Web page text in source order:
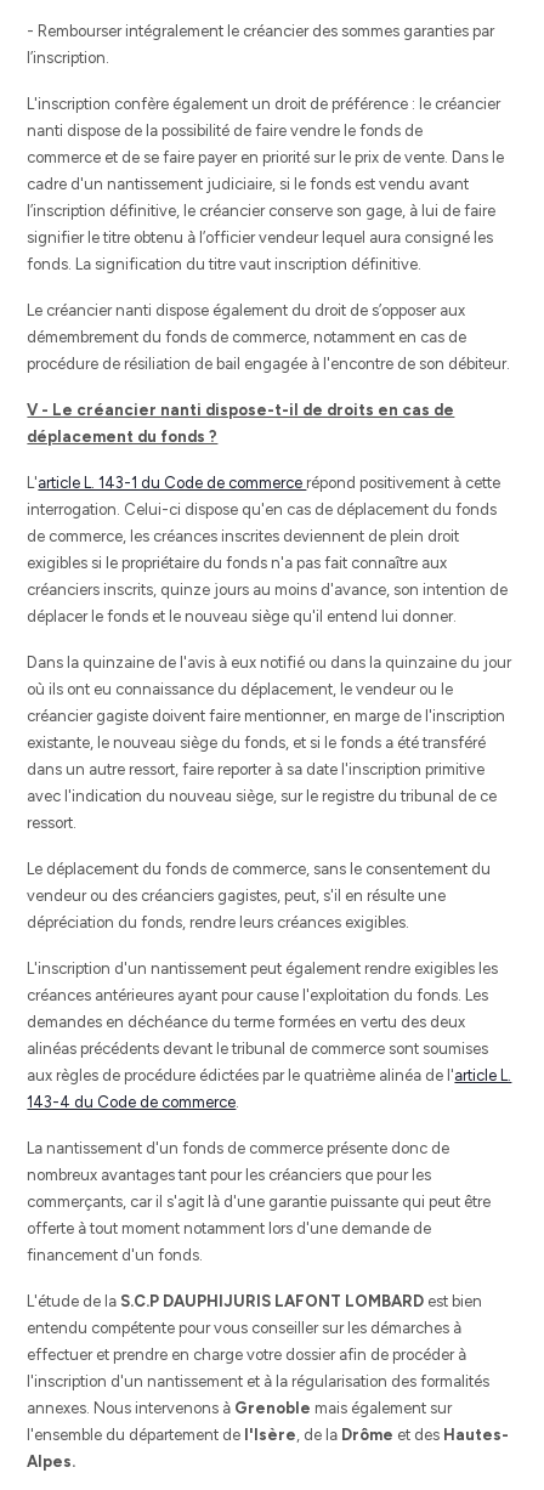
- Rembourser intégralement le créancier des sommes garanties par
l’inscription.
L'inscription confère également un droit de préférence : le créancier
nanti dispose de la possibilité de faire vendre le fonds de
commerce et de se faire payer en priorité sur le prix de vente. Dans le
cadre d'un nantissement judiciaire, si le fonds est vendu avant
l’inscription définitive, le créancier conserve son gage, à lui de faire
signifier le titre obtenu à l’officier vendeur lequel aura consigné les
fonds. La signification du titre vaut inscription définitive.
Le créancier nanti dispose également du droit de s’opposer aux
démembrement du fonds de commerce, notamment en cas de
procédure de résiliation de bail engagée à l'encontre de son débiteur.
V - Le créancier nanti dispose-t-il de droits en cas de
déplacement du fonds ?
L'article L. 143-1 du Code de commerce répond positivement à cette
interrogation. Celui-ci dispose qu'en cas de déplacement du fonds
de commerce, les créances inscrites deviennent de plein droit
exigibles si le propriétaire du fonds n'a pas fait connaître aux
créanciers inscrits, quinze jours au moins d'avance, son intention de
déplacer le fonds et le nouveau siège qu'il entend lui donner.
Dans la quinzaine de l'avis à eux notifié ou dans la quinzaine du jour
où ils ont eu connaissance du déplacement, le vendeur ou le
créancier gagiste doivent faire mentionner, en marge de l'inscription
existante, le nouveau siège du fonds, et si le fonds a été transféré
dans un autre ressort, faire reporter à sa date l'inscription primitive
avec l'indication du nouveau siège, sur le registre du tribunal de ce
ressort.
Le déplacement du fonds de commerce, sans le consentement du
vendeur ou des créanciers gagistes, peut, s'il en résulte une
dépréciation du fonds, rendre leurs créances exigibles.
L'inscription d'un nantissement peut également rendre exigibles les
créances antérieures ayant pour cause l'exploitation du fonds. Les
demandes en déchéance du terme formées en vertu des deux
alinéas précédents devant le tribunal de commerce sont soumises
aux règles de procédure édictées par le quatrième alinéa de l'article L.
143-4 du Code de commerce.
La nantissement d'un fonds de commerce présente donc de
nombreux avantages tant pour les créanciers que pour les
commerçants, car il s'agit là d'une garantie puissante qui peut être
offerte à tout moment notamment lors d'une demande de
financement d'un fonds.
L'étude de la S.C.P DAUPHIJURIS LAFONT LOMBARD est bien
entendu compétente pour vous conseiller sur les démarches à
effectuer et prendre en charge votre dossier afin de procéder à
l'inscription d'un nantissement et à la régularisation des formalités
annexes. Nous intervenons à Grenoble mais également sur
l'ensemble du département de l'Isère, de la Drôme et des Hautes-
Alpes.